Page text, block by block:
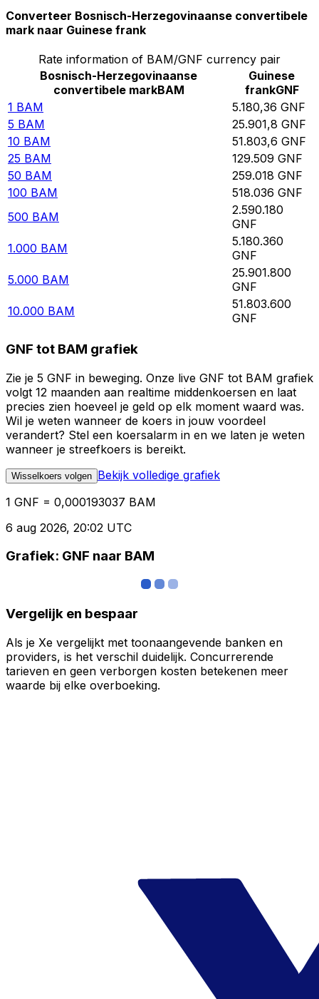
Converteer Bosnisch-Herzegovinaanse convertibele
mark naar Guinese frank
Rate information of BAM/GNF currency pair
Bosnisch-Herzegovinaanse
convertibele markBAM
Guinese
frankGNF
1 BAM 5.180,36 GNF
5 BAM 25.901,8 GNF
10 BAM 51.803,6 GNF
25 BAM 129.509 GNF
50 BAM 259.018 GNF
100 BAM 518.036 GNF
500 BAM
2.590.180
GNF
1.000 BAM
5.180.360
GNF
5.000 BAM
25.901.800
GNF
10.000 BAM
51.803.600
GNF
GNF tot BAM grafiek
Zie je 5 GNF in beweging. Onze live GNF tot BAM grafiek
volgt 12 maanden aan realtime middenkoersen en laat
precies zien hoeveel je geld op elk moment waard was.
Wil je weten wanneer de koers in jouw voordeel
verandert? Stel een koersalarm in en we laten je weten
wanneer je streefkoers is bereikt.
Wisselkoers volgen Bekijk volledige grafiek
1 GNF = 0,000193037 BAM
6 aug 2026, 20:02 UTC
Grafiek: GNF naar BAM
Vergelijk en bespaar
Als je Xe vergelijkt met toonaangevende banken en
providers, is het verschil duidelijk. Concurrerende
tarieven en geen verborgen kosten betekenen meer
waarde bij elke overboeking.